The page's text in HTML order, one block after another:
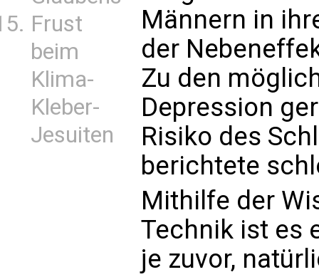
Frust
beim
Klima-
Kleber-
Jesuiten
Männern in
der
Zu den
Depression
Risiko des
berichtete
Mithilfe der
Technik ist es
je zuvor,